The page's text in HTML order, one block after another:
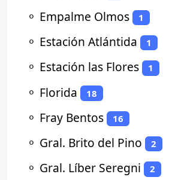
⚬ Empalme Olmos 1
⚬ Estación Atlántida 1
⚬ Estación las Flores 1
⚬ Florida 18
⚬ Fray Bentos 16
⚬ Gral. Brito del Pino 2
⚬ Gral. Líber Seregni 2